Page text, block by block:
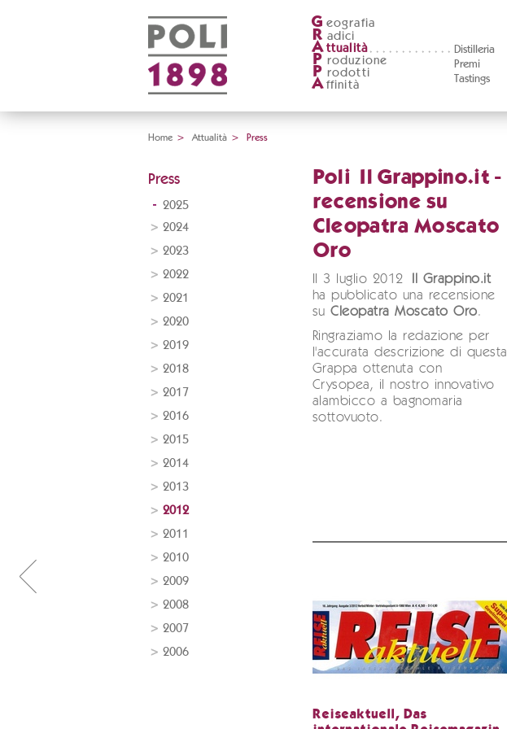
G eografia
R adici
A ttualità
Distilleria
Premi
Tastings
P roduzione
P rodotti
A ffinità
Home > Attualità > Press
Press
2025
2024
2023
2022
2021
2020
2019
2018
2017
2016
2015
2014
2013
2012
2011
2010
2009
2008
2007
2006
Poli  Il Grappino.it -
recensione su
Cleopatra Moscato
Oro
Il 3 luglio 2012
Il Grappino.it
ha pubblicato una recensione
suCleopatra Moscato Oro.
Ringraziamo la redazione per
l'accurata descrizione di questa
Grappa ottenuta con
Crysopea, il nostro innovativo
alambicco a bagnomaria
sottovuoto.
Reiseaktuell, Das